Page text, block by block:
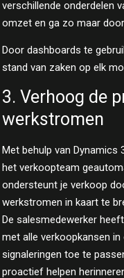
verschillende onderdelen
omzet en ga zo maar door.
Door dashboards te
stand van zaken op elk
3. Verhoog de
werkstromen
Met behulp van Dynamics
het verkoopteam
ondersteunt je verkoop
werkstromen in kaart te
De salesmedewerker
met alle verkoopkansen
signaleringen toe te
proactief helpen